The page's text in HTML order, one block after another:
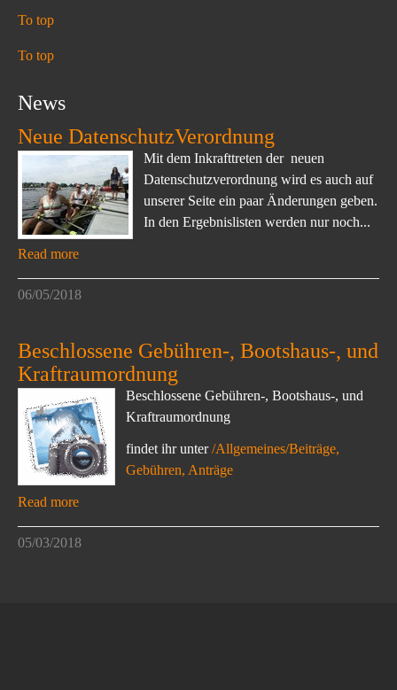
To top
To top
News
Neue DatenschutzVerordnung
Mit dem Inkrafttreten der neuen
Datenschutzverordnung wird es auch auf
unserer Seite ein paar Änderungen geben.
In den Ergebnislisten werden nur noch...
Read more
06/05/2018
Beschlossene Gebühren-, Bootshaus-, und
Kraftraumordnung
Beschlossene Gebühren-, Bootshaus-, und
Kraftraumordnung
findet ihr unter/Allgemeines/Beiträge,
Gebühren, Anträge
Read more
05/03/2018